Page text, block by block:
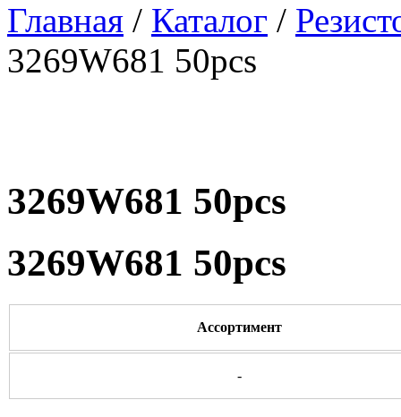
Главная / Каталог /
3269W681 50pcs
3269W681 50pcs
3269W681 50pcs
Ассортимент
-